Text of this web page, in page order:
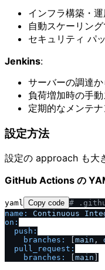
インフラ構築・
自動スケーリン
セキュリティ パ
Jenkins:
サーバーの調達
負荷増加時の手
定期的なメンテ
設定方法
設定の approach も大
GitHub Actions の
yaml Copy code #
name:
Continuous
on:
push:
branches:
main ,
pull_request:
branches:
main